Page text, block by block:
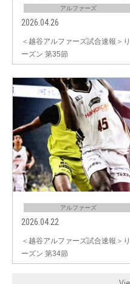
アルファーズ
2026.04.26
＜越谷アルファーズ試合速報＞
ーズン 第35節
アルファーズ
2026.04.22
＜越谷アルファーズ試合速報＞
ーズン 第34節